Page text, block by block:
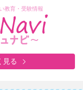
教育・受験情報
見る